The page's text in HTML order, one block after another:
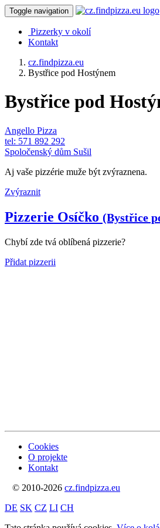
Toggle navigation
Pizzerky v okolí
Kontakt
cz.findpizza.eu
Bystřice pod Hostýnem
Bystřice pod
Angello Pizza
tel: 571 892 292
Spoločenský dům Sušil
Aj vaše pizzérie muže být zvýraznena.
Zvýraznit
Pizzerie Osíčko (Bystřice
Chybí zde tvá oblíbená pizzerie?
Přidat pizzerii
Cookies
O projekte
Kontakt
© 2010-2026 cz.findpizza.eu
DE SK CZ LI CH